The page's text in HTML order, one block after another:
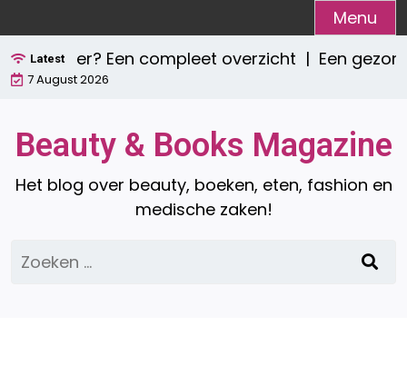
naar
de
inhoud
Menu
Latest
zijn er? Een compleet overzicht | Een
7 August 2026
Beauty & Books Magazine
Het blog over beauty, boeken, eten, fashion en
medische zaken!
Zoeken
naar: